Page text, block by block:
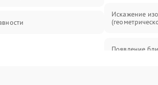
Искажение
Появление